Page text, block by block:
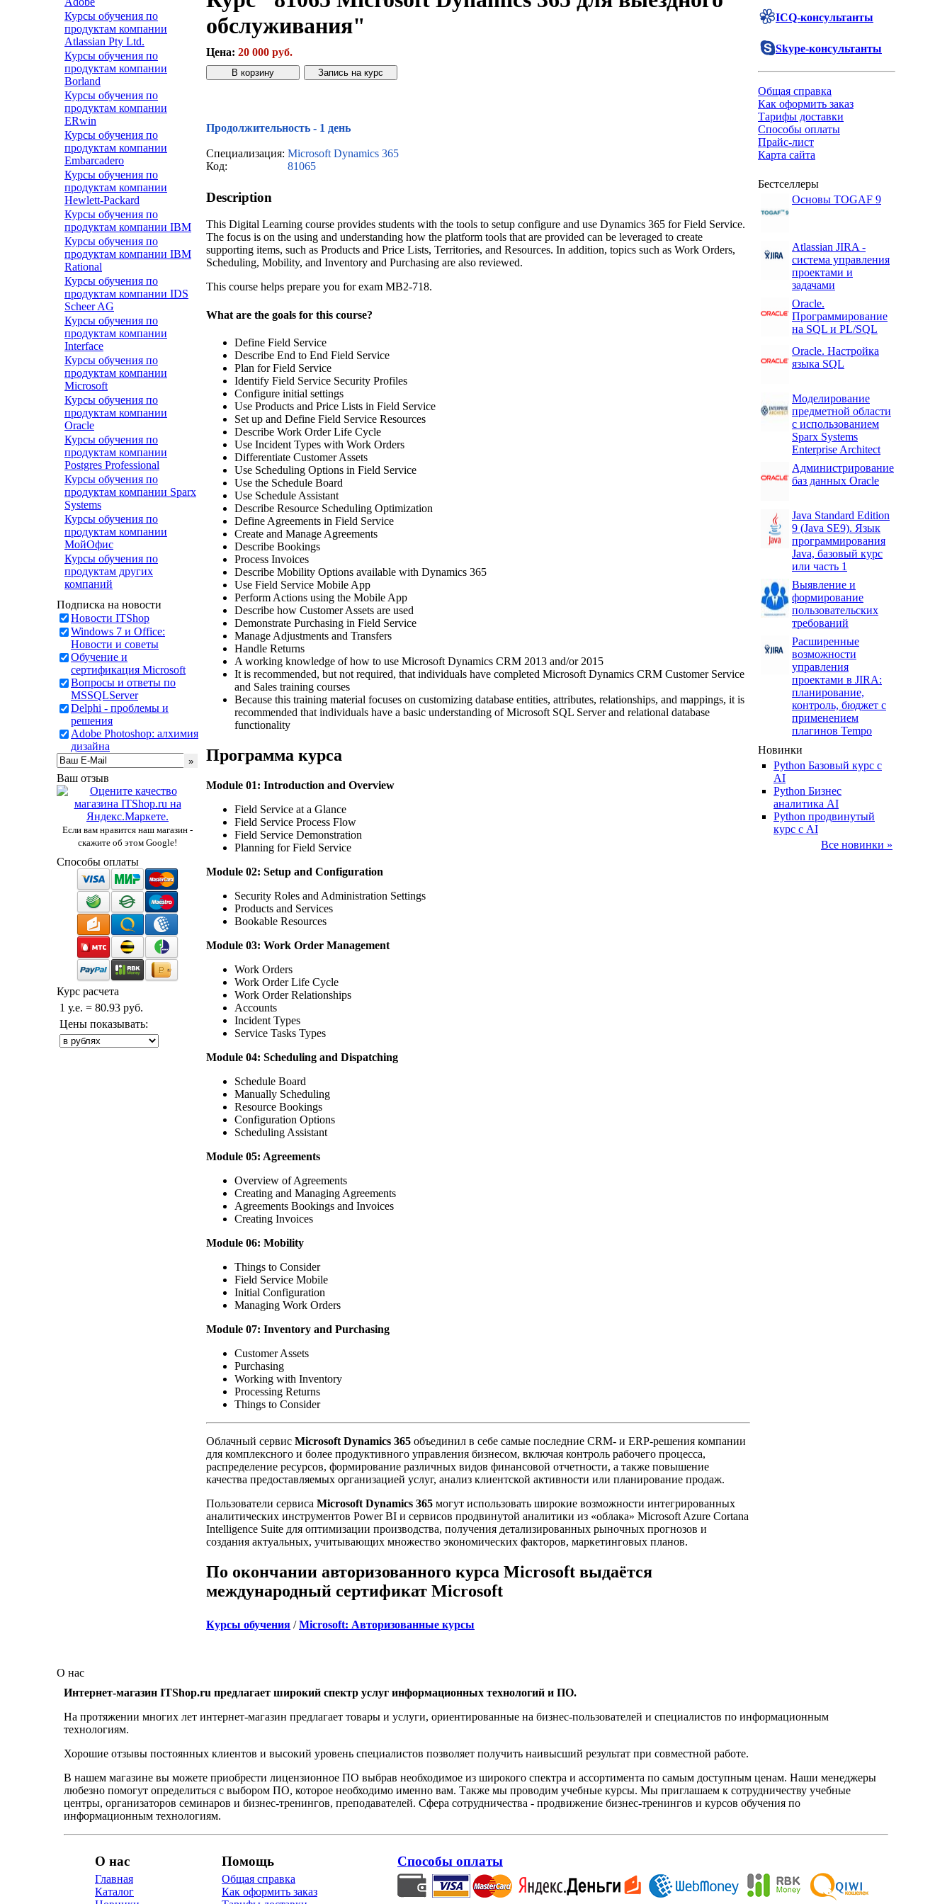
Курсы обучения по
продуктам компании
Atlassian Pty Ltd.
Курсы обучения по
продуктам компании
Borland
Курсы обучения по
продуктам компании
ERwin
Курсы обучения по
продуктам компании
Embarcadero
Курсы обучения по
продуктам компании
Hewlett-Packard
Курсы обучения по
продуктам компании IBM
Курсы обучения по
продуктам компании IBM
Rational
Курсы обучения по
продуктам компании IDS
Scheer AG
Курсы обучения по
продуктам компании
Interface
Курсы обучения по
продуктам компании
Microsoft
Курсы обучения по
продуктам компании
Oracle
Курсы обучения по
продуктам компании
Postgres Professional
Курсы обучения по
продуктам компании Sparx
Systems
Курсы обучения по
продуктам компании
МойОфис
Курсы обучения по
продуктам других
компаний
Подписка на новости
Новости ITShop
Windows 7 и Office:
Новости и советы
Обучение и
сертификация Microsoft
Вопросы и ответы по
MSSQLServer
Delphi - проблемы и
решения
Adobe Photoshop: алхимия
дизайна
Ваш отзыв
Если вам нравится наш магазин -
скажите об этом Google!
Способы оплаты
Курс расчета
1 у.е. = 80.93 руб.
Цены показывать:
обслуживания"
Цена: 20 000 руб.
Продолжительность - 1 день
Специализация: Microsoft Dynamics 365
Код:
81065
Description
This Digital Learning course provides students with the tools to setup configure and use Dynamics 365 for Field Service.
The focus is on the using and understanding how the platform tools that are provided can be leveraged to create
supporting items, such as Products and Price Lists, Territories, and Resources. In addition, topics such as Work Orders,
Scheduling, Mobility, and Inventory and Purchasing are also reviewed.
This course helps prepare you for exam MB2-718.
What are the goals for this course?
Define Field Service
Describe End to End Field Service
Plan for Field Service
Identify Field Service Security Profiles
Configure initial settings
Use Products and Price Lists in Field Service
Set up and Define Field Service Resources
Describe Work Order Life Cycle
Use Incident Types with Work Orders
Differentiate Customer Assets
Use Scheduling Options in Field Service
Use the Schedule Board
Use Schedule Assistant
Describe Resource Scheduling Optimization
Define Agreements in Field Service
Create and Manage Agreements
Describe Bookings
Process Invoices
Describe Mobility Options available with Dynamics 365
Use Field Service Mobile App
Perform Actions using the Mobile App
Describe how Customer Assets are used
Demonstrate Purchasing in Field Service
Manage Adjustments and Transfers
Handle Returns
A working knowledge of how to use Microsoft Dynamics CRM 2013 and/or 2015
It is recommended, but not required, that individuals have completed Microsoft Dynamics CRM Customer Service
and Sales training courses
Because this training material focuses on customizing database entities, attributes, relationships, and mappings, it is
recommended that individuals have a basic understanding of Microsoft SQL Server and relational database
functionality
Программа курса
Module 01: Introduction and Overview
Field Service at a Glance
Field Service Process Flow
Field Service Demonstration
Planning for Field Service
Module 02: Setup and Configuration
Security Roles and Administration Settings
Products and Services
Bookable Resources
Module 03: Work Order Management
Work Orders
Work Order Life Cycle
Work Order Relationships
Accounts
Incident Types
Service Tasks Types
Module 04: Scheduling and Dispatching
Schedule Board
Manually Scheduling
Resource Bookings
Configuration Options
Scheduling Assistant
Module 05: Agreements
Overview of Agreements
Creating and Managing Agreements
Agreements Bookings and Invoices
Creating Invoices
Module 06: Mobility
Things to Consider
Field Service Mobile
Initial Configuration
Managing Work Orders
Module 07: Inventory and Purchasing
Customer Assets
Purchasing
Working with Inventory
Processing Returns
Things to Consider
Облачный сервис Microsoft Dynamics 365 объединил в себе самые последние CRM- и ERP-решения компании
для комплексного и более продуктивного управления бизнесом, включая контроль рабочего процесса,
распределение ресурсов, формирование различных видов финансовой отчетности, а также повышение
качества предоставляемых организацией услуг, анализ клиентской активности или планирование продаж.
Пользователи сервиса Microsoft Dynamics 365 могут использовать широкие возможности интегрированных
аналитических инструментов Power BI и сервисов продвинутой аналитики из «облака» Microsoft Azure Cortana
Intelligence Suite для оптимизации производства, получения детализированных рыночных прогнозов и
создания актуальных, учитывающих множество экономических факторов, маркетинговых планов.
По окончании авторизованного курса Microsoft выдаётся
международный сертификат Microsoft
Курсы обучения /Microsoft: Авторизованные курсы
ICQ-консультанты
Skype-консультанты
Общая справка
Как оформить заказ
Тарифы доставки
Способы оплаты
Прайс-лист
Карта сайта
Бестселлеры
Основы TOGAF 9
Atlassian JIRA -
система управления
проектами и
задачами
Oracle.
Программирование
на SQL и PL/SQL
Oracle. Настройка
языка SQL
Моделирование
предметной области
с использованием
Sparx Systems
Enterprise Architect
Администрирование
баз данных Oracle
Java Standard Edition
9 (Java SE9). Язык
программирования
Java, базовый курс
или часть 1
Выявление и
формирование
пользовательских
требований
Расширенные
возможности
управления
проектами в JIRA:
планирование,
контроль, бюджет с
применением
плагинов Tempo
Новинки
Python Базовый курс c
AI
Python Бизнес
аналитика AI
Python продвинутый
курс с AI
Все новинки »
О нас
Интернет-магазин ITShop.ru предлагает широкий спектр услуг информационных технологий и ПО.
На протяжении многих лет интернет-магазин предлагает товары и услуги, ориентированные на бизнес-пользователей и специалистов по информационным
технологиям.
Хорошие отзывы постоянных клиентов и высокий уровень специалистов позволяет получить наивысший результат при совместной работе.
В нашем магазине вы можете приобрести лицензионное ПО выбрав необходимое из широкого спектра и ассортимента по самым доступным ценам. Наши менеджеры
любезно помогут определиться с выбором ПО, которое необходимо именно вам. Также мы проводим учебные курсы. Мы приглашаем к сотрудничеству учебные
центры, организаторов семинаров и бизнес-тренингов, преподавателей. Сфера сотрудничества - продвижение бизнес-тренингов и курсов обучения по
информационным технологиям.
О нас
Главная
Каталог
Помощь
Общая справка
Как оформить заказ
Способы оплаты